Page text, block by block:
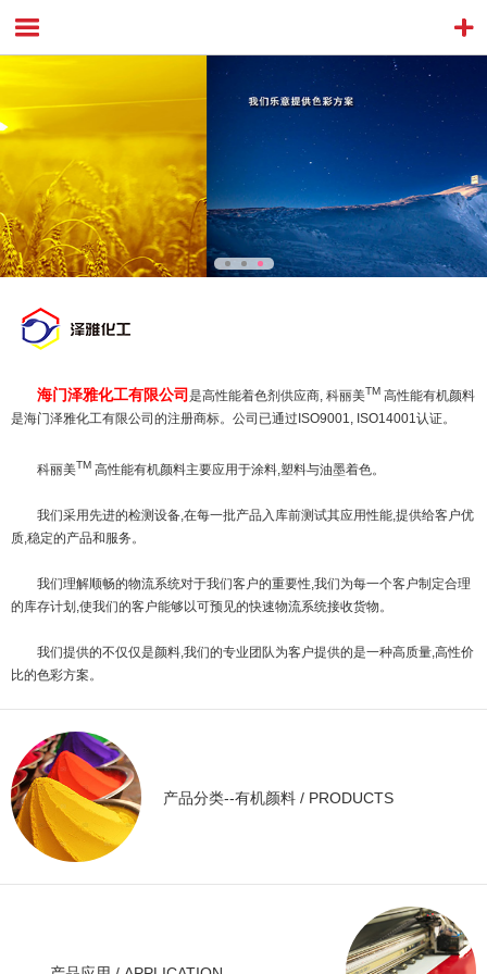
海门泽雅化工有限公司 是高性能着色剂供应商, 科丽美TM 高性能有机颜料
是海门泽雅化工有限公司的注册商标。公司已通过ISO9001, ISO14001认证。
科丽美TM 高性能有机颜料主要应用于涂料,塑料与油墨着色。
我们采用先进的检测设备,在每一批产品入库前测试其应用性能,提供给客户优
质,稳定的产品和服务。
我们理解顺畅的物流系统对于我们客户的重要性,我们为每一个客户制定合理
的库存计划,使我们的客户能够以可预见的快速物流系统接收货物。
我们提供的不仅仅是颜料,我们的专业团队为客户提供的是一种高质量,高性价
比的色彩方案。
产品分类--有机颜料 / PRODUCTS